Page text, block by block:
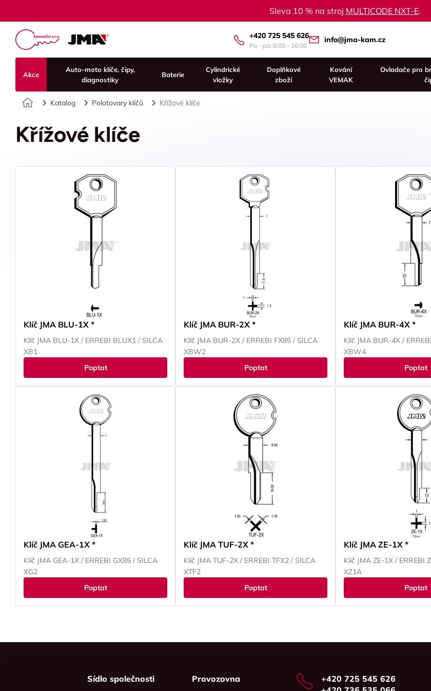
Sleva 10 % na stroj MULTICODE NXT-E.
+420 725 545 626
Po - pá: 8:00 - 16:00
info@jma-kam.cz
Akce
Auto-moto klíče, čipy,
diagnostiky
Baterie
Cylindrické
vložky
Doplňkové
zboží
Kování
VEMAK
Ovladače pro
Úvod
Katalog Polotovary klíčů Křížové klíče
Křížové klíče
Klíč JMA BLU-1X *
Klíč JMA BLU-1X / ERREBI BLUX1 / SILCA
XB1
Poptat
Klíč JMA BUR-2X *
Klíč JMA BUR-2X / ERREBI FX85 / SILCA
XBW2
Poptat
Klíč JMA BUR-4X *
Klíč JMA BUR-4X /
XBW4
Poptat
Klíč JMA GEA-1X *
Klíč JMA GEA-1X / ERREBI GX85 / SILCA
XG2
Poptat
Klíč JMA TUF-2X *
Klíč JMA TUF-2X / ERREBI TFX2 / SILCA
XTF2
Poptat
Klíč JMA ZE-1X *
Klíč JMA ZE-1X / ERREBI
XZ1A
Poptat
Sídlo společnosti Provozovna
+420 725 545 626